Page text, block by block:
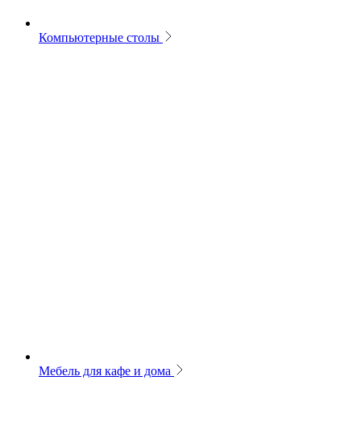
Компьютерные столы
Мебель для кафе и дома